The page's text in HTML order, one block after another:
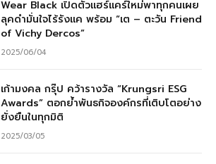
Wear Black เปิดตัวแฮร์แคร์ใหม่พาทุกคนเผย
ลุคดำมั่นใจไร้รังแค พร้อม “เต – ตะวัน Friend
of Vichy Dercos”
2025/06/04
เก้ามงคล กรุ๊ป คว้ารางวัล “Krungsri ESG
Awards” ตอกย้ำพันธกิจองค์กรที่เติบโตอย่าง
ยั่งยืนในทุกมิติ
2025/03/05